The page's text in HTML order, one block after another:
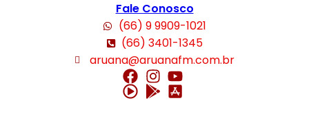
Fale Conosco
(66) 9 9909-1021
(66) 3401-1345
aruana@aruanafm.com.br